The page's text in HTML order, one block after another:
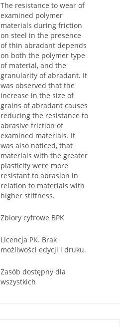
The resistance to wear of
examined polymer
materials during friction
on steel in the presence
of thin abradant depends
on both the polymer type
of material, and the
granularity of abradant. It
was observed that the
increase in the size of
grains of abradant causes
reducing the resistance to
abrasive friction of
examined materials. It
was also noticed, that
materials with the greater
plasticity were more
resistant to abrasion in
relation to materials with
higher stiffness.
Zbiory cyfrowe BPK
Licencja PK. Brak
możliwości edycji i druku.
Zasób dostępny dla
wszystkich